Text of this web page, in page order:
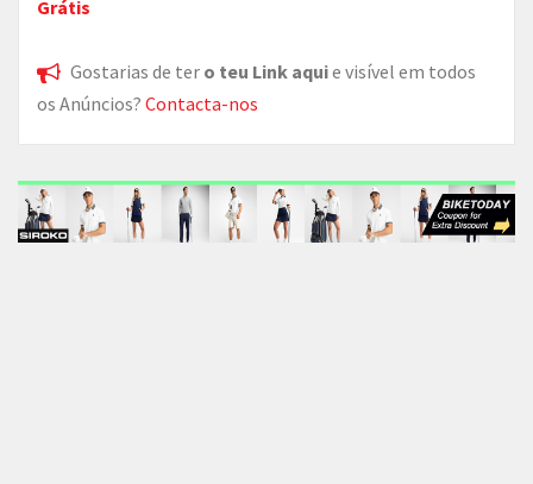
Grátis
Gostarias de ter o teu Link aquie visível em todos
os Anúncios? Contacta-nos